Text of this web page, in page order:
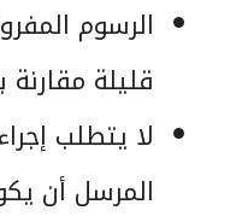
الرسوم
قليلة
لا يتطلب
المرسل أن